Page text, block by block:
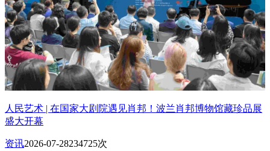
人民艺术 | 在国家大剧院遇见肖邦！波兰肖邦博物馆藏珍品展
盛大开幕
资讯2026-07-28234725次